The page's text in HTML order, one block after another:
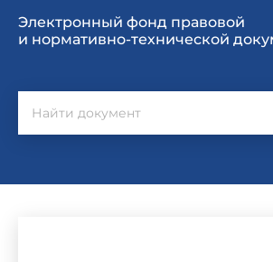
Электронный фонд правовой
и нормативно-технической